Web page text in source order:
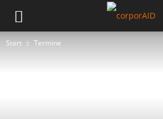
Start Termine